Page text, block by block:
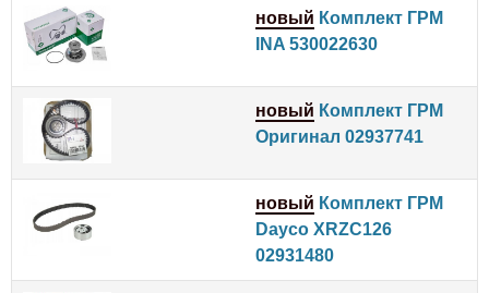
новый Комплект ГРМ
INA 530022630
новый Комплект ГРМ
Оригинал 02937741
новый Комплект ГРМ
Dayco XRZC126
02931480